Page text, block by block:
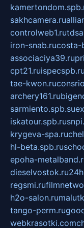
sakhcamera.ru
controlweb1.ru
iron-snab.rucosta-
associaciya39.ru
cpt21.ruispecspb.ru
tae-kwon.ru
archery161.ru
sarmiento.spb.su
iskatour.spb.ru
krygeva-spa.ru
hl-beta.spb.ru
epoha-
dieselvostok.ru
regsmi.ru
h2o-salon.ru
tango-perm.ru
webkrasotki.com